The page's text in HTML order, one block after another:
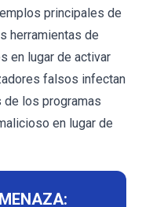
principales de
herramientas de
en lugar de activar
falsos infectan
los programas
en lugar de